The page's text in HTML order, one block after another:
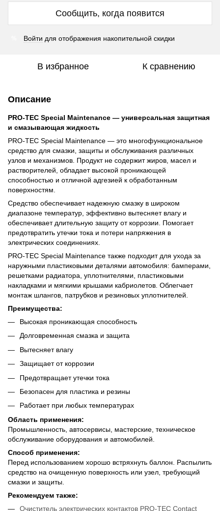
Сообщить, когда появится
Войти для отображения накопительной скидки
В избранное К сравнению
Описание
PRO-TEC Special Maintenance — универсальная защитная
и смазывающая жидкость
PRO-TEC Special Maintenance — это многофункциональное
средство для смазки, защиты и обслуживания различных
узлов и механизмов. Продукт не содержит жиров, масел и
растворителей, обладает высокой проникающей
способностью и отличной адгезией к обработанным
поверхностям.
Средство обеспечивает надежную смазку в широком
диапазоне температур, эффективно вытесняет влагу и
обеспечивает длительную защиту от коррозии. Помогает
предотвратить утечки тока и потери напряжения в
электрических соединениях.
PRO-TEC Special Maintenance также подходит для ухода за
наружными пластиковыми деталями автомобиля: бамперами,
решетками радиатора, уплотнителями, пластиковыми
накладками и мягкими крышами кабриолетов. Облегчает
монтаж шлангов, патрубков и резиновых уплотнителей.
Преимущества:
Высокая проникающая способность
Долговременная смазка и защита
Вытесняет влагу
Защищает от коррозии
Предотвращает утечки тока
Безопасен для пластика и резины
Работает при любых температурах
Область применения:
Промышленность, автосервисы, мастерские, техническое
обслуживание оборудования и автомобилей.
Способ применения:
Перед использованием хорошо встряхнуть баллон. Распылить
средство на очищенную поверхность или узел, требующий
смазки и защиты.
Рекомендуем также:
Очиститель электрических контактов PRO-TEC Contact